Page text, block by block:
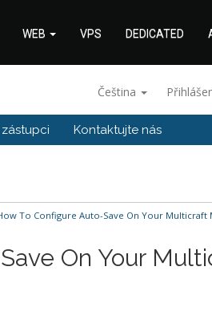
WEB VPS DEDICATED
Čeština
Kontaktujte nás
To Configure Auto-Save On Your Multicraft
On Your